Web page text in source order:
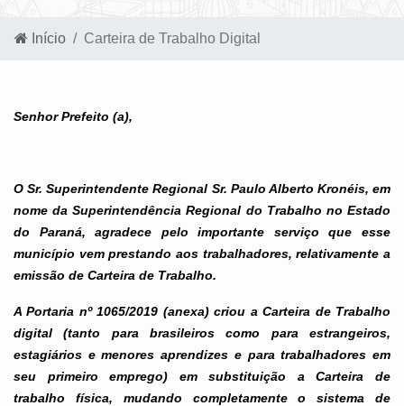
Início Carteira de Trabalho Digital
Senhor Prefeito (a),
O Sr. Superintendente Regional Sr. Paulo Alberto Kronéis, em
nome da Superintendência Regional do Trabalho no Estado
do Paraná, agradece pelo importante serviço que esse
município vem prestando aos trabalhadores, relativamente a
emissão de Carteira de Trabalho.
A Portaria nº 1065/2019 (anexa) criou a Carteira de Trabalho
digital (tanto para brasileiros como para estrangeiros,
estagiários e menores aprendizes e para trabalhadores em
seu primeiro emprego) em substituição a Carteira de
trabalho física, mudando completamente o sistema de